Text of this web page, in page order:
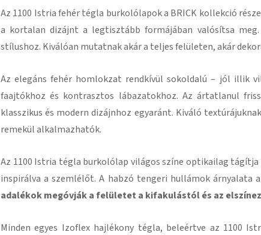
Az 1100 Istria fehér tégla burkolólapok a BRICK kollekció
a kortalan dizájnt a legtisztább formájában valósítsa
stílushoz. Kiválóan mutatnak akár a teljes felületen, akár
Az elegáns fehér homlokzat rendkívül sokoldalú – jól illik
faajtókhoz és kontrasztos lábazatokhoz. Az ártatlanul
klasszikus és modern dizájnhoz egyaránt. Kiváló
remekül alkalmazhatók.
Az 1100 Istria tégla burkolólap világos színe optikailag
inspirálva a szemlélőt. A habzó tengeri hullámok árnyalata
adalékok megóvják a felületet a kifakulástól és az
Minden egyes Izoflex hajlékony tégla, beleértve az 1100